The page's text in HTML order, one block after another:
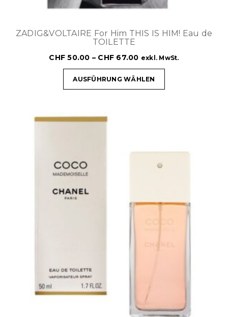
ZADIG&VOLTAIRE For Him THIS IS HIM! Eau de
TOILETTE
CHF 50.00 – CHF 67.00 exkl. MwSt.
AUSFÜHRUNG WÄHLEN